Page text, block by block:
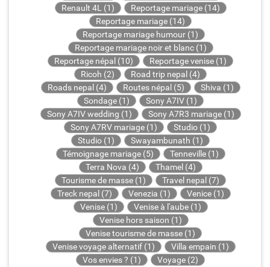
Renault 4L (1)
Reportage mariage (14)
Reportage mariage (14)
Reportage mariage humour (1)
Reportage mariage noir et blanc (1)
Reportage népal (10)
Reportage venise (1)
Ricoh (2)
Road trip nepal (4)
Roads nepal (4)
Routes népal (5)
Shiva (1)
Sondage (1)
Sony A7IV (1)
Sony A7IV wedding (1)
Sony A7R3 mariage (1)
Sony A7RV mariage (1)
Studio (1)
Studio (1)
Swayambunath (1)
Témoignage mariage (5)
Tenneville (1)
Terra Nova (4)
Thamel (4)
Tourisme de masse (1)
Travel nepal (7)
Treck nepal (7)
Venezia (1)
Venice (1)
Venise (1)
Venise à l'aube (1)
Venise hors saison (1)
Venise tourisme de masse (1)
Venise voyage alternatif (1)
Villa empain (1)
Vos envies ? (1)
Voyage (2)